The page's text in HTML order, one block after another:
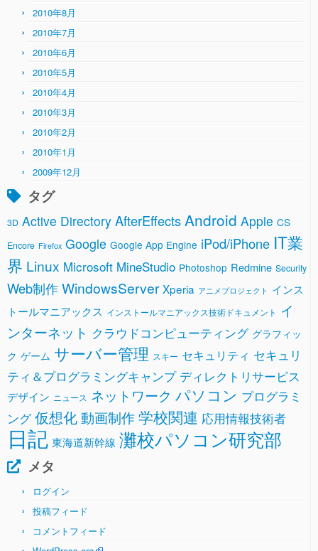
2010年8月
2010年7月
2010年6月
2010年5月
2010年4月
2010年3月
2010年2月
2010年1月
2009年12月
タグ
3D Active Directory AfterEffectsAndroid Apple CS
Encore Firefox Google Google App Engine iPod/iPhone IT業
界 Linux Microsoft MineStudio Photoshop Redmine Security
Web制作WindowsServer Xperia アニメプロジェクト インス
トールマニアックス インストールマニアックス技術ドキュメント イ
ンターネット クラウドコンピューティング グラフィッ
ク ゲーム サーバー管理 スキー セキュリティ セキュリ
ティ＆プログラミングキャンプ ディレクトリサービス
デザイン ニュース ネットワーク パソコン プログラミ
ング 仮想化動画制作学校関連 応用情報技術者
日記 東海道新幹線 灘校パソコン研究部
メタ
ログイン
投稿フィード
コメントフィード